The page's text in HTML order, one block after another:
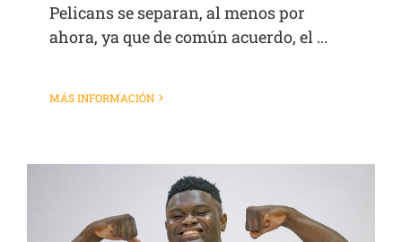
Pelicans se separan, al menos por
ahora, ya que de común acuerdo, el ...
MÁS INFORMACIÓN